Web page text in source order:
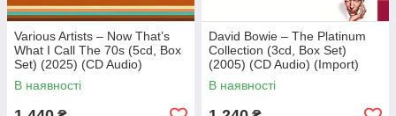
Various Artists – Now That’s
What I Call The 70s (5cd, Box
Set) (2025) (CD Audio)
(Import)
В наявності
David Bowie – The Platinum
Collection (3cd, Box Set)
(2005) (CD Audio) (Import)
В наявності